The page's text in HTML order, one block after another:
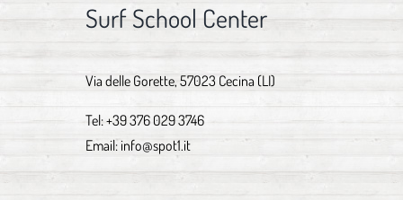
Surf School Center
Via delle Gorette, 57023 Cecina (LI)
Tel:+39 376 029 3746
Email: info@spot1.it